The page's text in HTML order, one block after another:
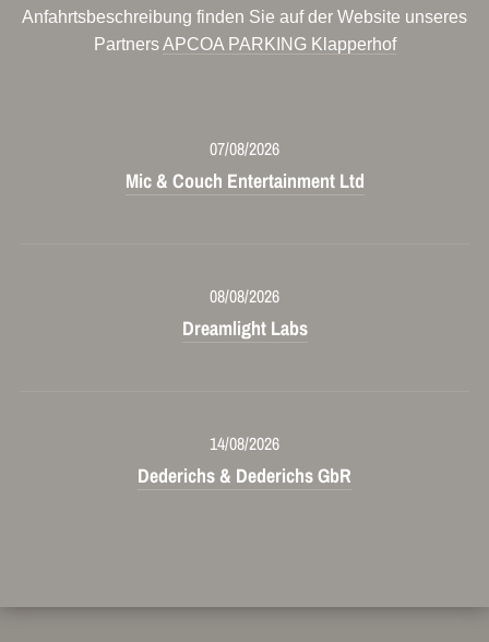
Anfahrtsbeschreibung finden Sie auf der Website unseres
PartnersAPCOA PARKING Klapperhof
07/08/2026
Mic & Couch Entertainment Ltd
08/08/2026
Dreamlight Labs
14/08/2026
Dederichs & Dederichs GbR